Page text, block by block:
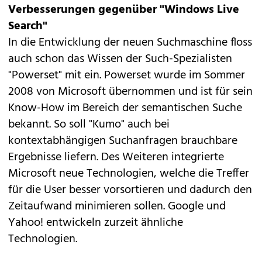
Verbesserungen gegenüber "Windows Live
Search"
In die Entwicklung der neuen Suchmaschine floss
auch schon das Wissen der Such-Spezialisten
"Powerset" mit ein. Powerset wurde im Sommer
2008 von Microsoft übernommen und ist für sein
Know-How im Bereich der semantischen Suche
bekannt. So soll "Kumo" auch bei
kontextabhängigen Suchanfragen brauchbare
Ergebnisse liefern. Des Weiteren integrierte
Microsoft neue Technologien, welche die Treffer
für die User besser vorsortieren und dadurch den
Zeitaufwand minimieren sollen. Google und
Yahoo! entwickeln zurzeit ähnliche
Technologien.